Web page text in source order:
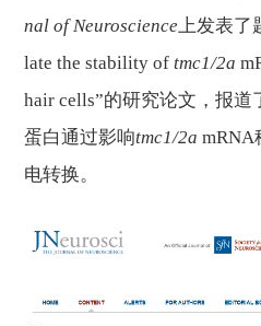
nal of Neuroscience 上发表了
late the stability oftmc1/2a
hair cells”的研究论文，报道
蛋白通过影响tmc1/2a mRNA
电转换。